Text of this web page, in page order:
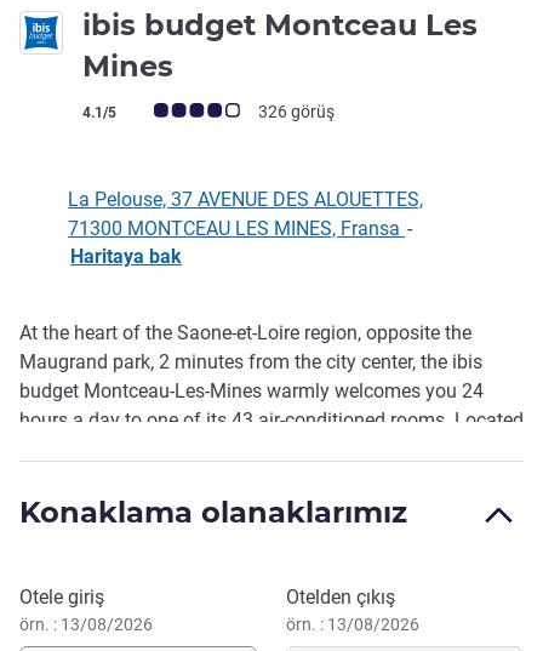
ibis budget Montceau Les
Mines
Avis müşterileri puanı (ALL Puanlama)
4.1/5 326 görüş
La Pelouse, 37 AVENUE DES ALOUETTES,
71300 MONTCEAU LES MINES, Fransa -
Haritaya bak
Açıklama
At the heart of the Saone-et-Loire region, opposite the
Maugrand park, 2 minutes from the city center, the ibis
budget Montceau-Les-Mines warmly welcomes you 24
hours a day to one of its 43 air-conditioned rooms. Located
from the Gare du Creusot TGV train station, the hotel is an
Konaklama olanaklarımız
Bu otelde rezervasyon yaptırın
Otele giriş
örn. : 13/08/2026
Otelden çıkış
örn. : 13/08/2026